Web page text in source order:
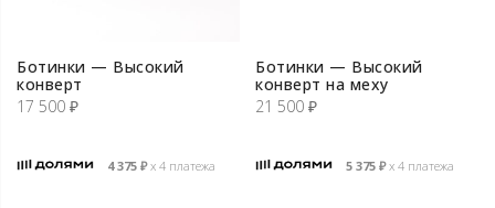
Ботинки — Высокий
конверт
17 500 ₽
4 375 ₽х 4 платежа
Ботинки — Высокий
конверт на меху
21 500 ₽
5 375 ₽х 4 платежа